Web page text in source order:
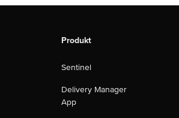
Produkt
Sentinel
Delivery Manager
App